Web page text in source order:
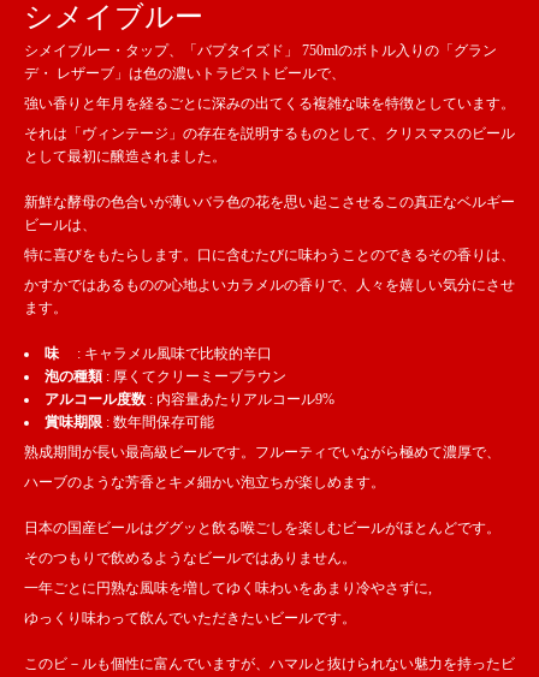
シメイブルー
シメイブルー・タップ、「バプタイズド」 750mlのボトル入りの「グラン
デ・ レザーブ」は色の濃いトラピストビールで、
強い香りと年月を経るごとに深みの出てくる複雑な味を特徴としています。
それは「ヴィンテージ」の存在を説明するものとして、クリスマスのビール
として最初に醸造されました。
新鮮な酵母の色合いが薄いバラ色の花を思い起こさせるこの真正なベルギー
ビールは、
特に喜びをもたらします。口に含むたびに味わうことのできるその香りは、
かすかではあるものの心地よいカラメルの香りで、人々を嬉しい気分にさせ
ます。
味
: キャラメル風味で比較的辛口
泡の種類 : 厚くてクリーミーブラウン
アルコール度数 : 内容量あたりアルコール9%
賞味期限 : 数年間保存可能
熟成期間が長い最高級ビールです。フルーティでいながら極めて濃厚で、
ハーブのような芳香とキメ細かい泡立ちが楽しめます。
日本の国産ビールはググッと飲る喉ごしを楽しむビールがほとんどです。
そのつもりで飲めるようなビールではありません。
一年ごとに円熟な風味を増してゆく味わいをあまり冷やさずに,
ゆっくり味わって飲んでいただきたいビールです。
このビ－ルも個性に富んでいますが、ハマルと抜けられない魅力を持ったビ